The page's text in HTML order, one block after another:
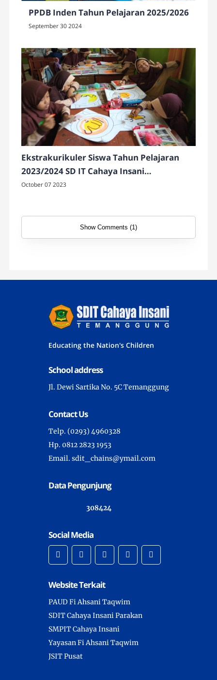
PPDB Inden Tahun Pelajaran 2025/2026
September 30 2024
Ekstrakurikuler Siswa Tahun Pelajaran
2023/2024 SD IT Cahaya Insani
Temanggung
October 07 2023
Show Comments (1)
Educating the Nation's Children
School address
Jl. Dewi Sartika No. 5C Temanggung
Contact Us
Telp. (0293) 4960328
Hp. 0812 2823 1953
Email. sdit_chains@ymail.com
Data Pengunjung
308424
Social Media
Website Terkait
PAUD Fi Ahsani Taqwim
SDIT Cahaya Insani Parakan
SMPIT Cahaya Insani
Yayasan Fi Ahsani Taqwim
JSIT Pusat